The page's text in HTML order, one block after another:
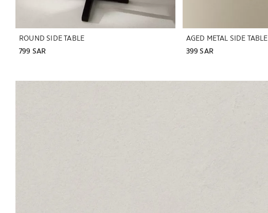
AGED METAL SIDE TABLE
399 SAR
ROUND SIDE TABLE
799 SAR
تم تغيير الصورة إلى 1 من 5